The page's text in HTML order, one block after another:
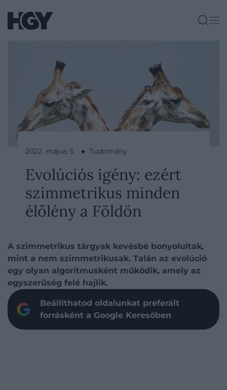
2022. május 5. ● Tudomány
Evolúciós igény: ezért
szimmetrikus minden
élőlény a Földön
A szimmetrikus tárgyak kevésbé bonyolultak,
mint a nem szimmetrikusak. Talán az evolúció
egy olyan algoritmusként működik, amely az
egyszerűség felé hajlik.
Beállíthatod oldalunkat preferált
forrásként a Google Keresőben